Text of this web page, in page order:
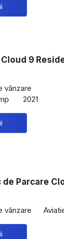
9
vânzare
2021
Parcare
vânzare